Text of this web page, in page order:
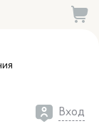
Вход